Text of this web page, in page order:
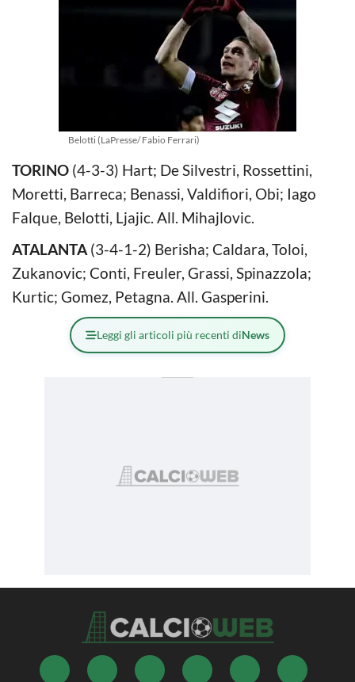
Belotti (LaPresse/ Fabio Ferrari)
TORINO (4-3-3) Hart; De Silvestri, Rossettini,
Moretti, Barreca; Benassi, Valdifiori, Obi; Iago
Falque, Belotti, Ljajic. All. Mihajlovic.
ATALANTA (3-4-1-2) Berisha; Caldara, Toloi,
Zukanovic; Conti, Freuler, Grassi, Spinazzola;
Kurtic; Gomez, Petagna. All. Gasperini.
Leggi gli articoli più recenti diNews